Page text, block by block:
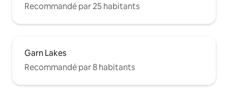
Recommandé par 25 habitants
Garn Lakes
Recommandé par 8 habitants